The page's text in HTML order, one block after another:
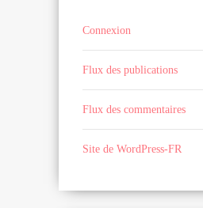
Connexion
Flux des publications
Flux des commentaires
Site de WordPress-FR